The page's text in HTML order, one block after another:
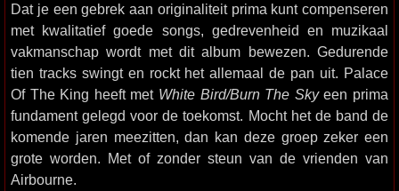
Dat je een gebrek aan originaliteit prima kunt compenseren
met kwalitatief goede songs, gedrevenheid en muzikaal
vakmanschap wordt met dit album bewezen. Gedurende
tien tracks swingt en rockt het allemaal de pan uit. Palace
Of The King heeft met White Bird/Burn The Skyeen prima
fundament gelegd voor de toekomst. Mocht het de band de
komende jaren meezitten, dan kan deze groep zeker een
grote worden. Met of zonder steun van de vrienden van
Airbourne.